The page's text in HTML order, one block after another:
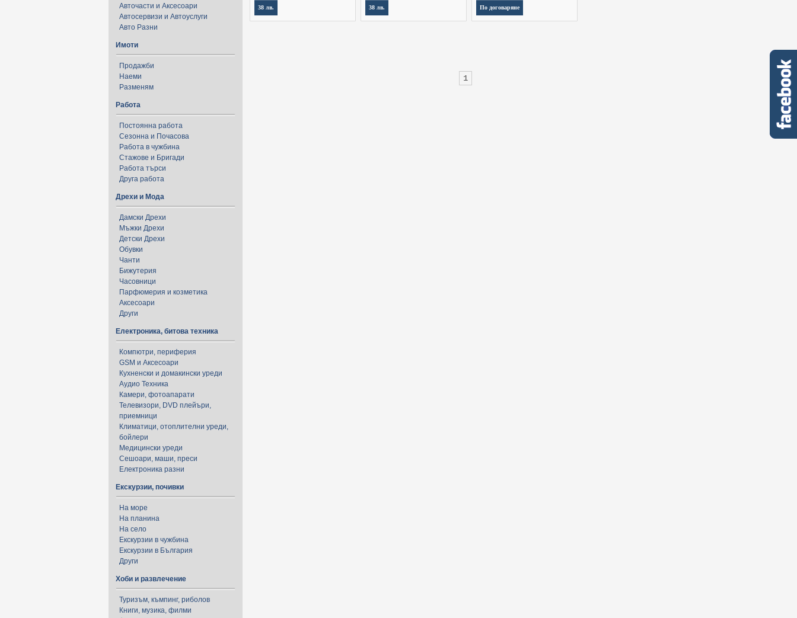
Авточасти и Аксесоари
Автосервизи и Автоуслуги
Авто Разни
Имоти
Продажби
Наеми
Разменям
Работа
Постоянна работа
Сезонна и Почасова
Работа в чужбина
Стажове и Бригади
Работа търси
Друга работа
Дрехи и Мода
Дамски Дрехи
Мъжки Дрехи
Детски Дрехи
Обувки
Чанти
Бижутерия
Часовници
Парфюмерия и козметика
Аксесоари
Други
Електроника, битова техника
Компютри, периферия
GSM и Аксесоари
Кухненски и домакински уреди
Аудио Техника
Камери, фотоапарати
Телевизори, DVD плейъри,
приемници
Климатици, отоплителни уреди,
бойлери
Медицински уреди
Сешоари, маши, преси
Електроника разни
Екскурзии, почивки
На море
На планина
На село
Екскурзии в чужбина
Екскурзии в България
Други
Хоби и развлечение
Туризъм, къмпинг, риболов
Книги, музика, филми
38 лв. 38 лв. По договаряне
1